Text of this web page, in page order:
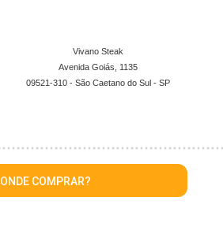
Vivano Steak
Avenida Goiás, 1135
09521-310 - São Caetano do Sul - SP
ONDE COMPRAR?